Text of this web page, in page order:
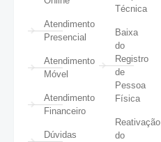
Atendimento
Presencial
Atendimento
Móvel
Atendimento
Financeiro
Dúvidas
Técnica
Baixa
do
Registro
de
Pessoa
Física
Reativação
do